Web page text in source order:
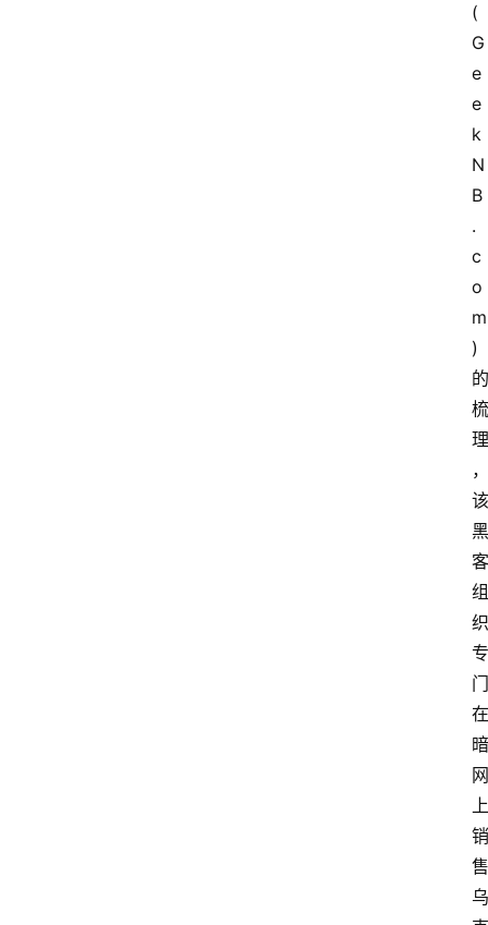
(
G
e
e
k
N
B
.
c
o
m
)
的
梳
理
，
该
黑
客
组
织
专
门
在
暗
网
上
销
售
乌